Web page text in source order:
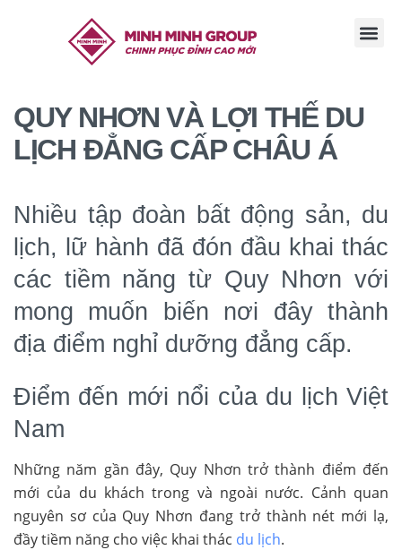
QUY NHƠN VÀ LỢI THẾ DU
LỊCH ĐẲNG CẤP CHÂU Á
Nhiều tập đoàn bất động sản, du
lịch, lữ hành đã đón đầu khai thác
các tiềm năng từ Quy Nhơn với
mong muốn biến nơi đây thành
địa điểm nghỉ dưỡng đẳng cấp.
Điểm đến mới nổi của du lịch Việt
Nam
Những năm gần đây, Quy Nhơn trở thành điểm đến
mới của du khách trong và ngoài nước. Cảnh quan
nguyên sơ của Quy Nhơn đang trở thành nét mới lạ,
đầy tiềm năng cho việc khai thác du lịch.